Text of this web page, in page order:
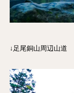
↓足尾銅山周辺山道